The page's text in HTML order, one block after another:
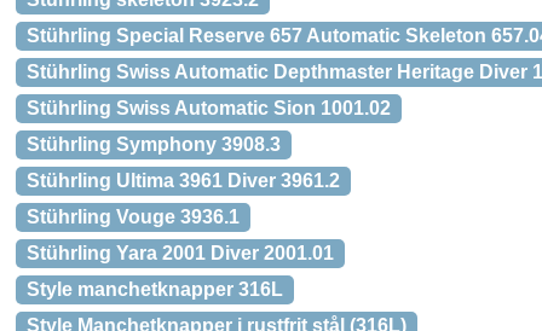
Stührling Special Reserve 657 Automatic Skeleton
Stührling Swiss Automatic Depthmaster Heritage Diver
Stührling Swiss Automatic Sion 1001.02
Stührling Symphony 3908.3
Stührling Ultima 3961 Diver 3961.2
Stührling Vouge 3936.1
Stührling Yara 2001 Diver 2001.01
Style manchetknapper 316L
Style Manchetknapper i rustfrit stål (316L)